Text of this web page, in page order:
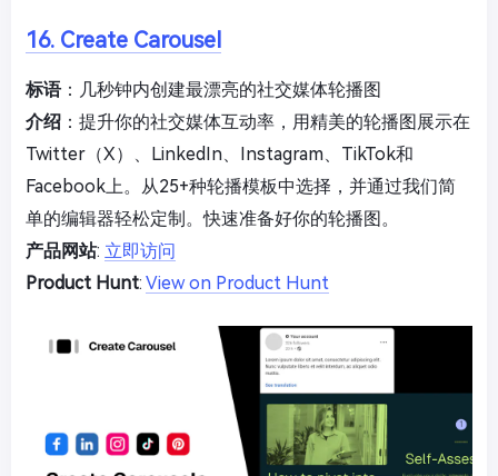
16. Create Carousel
标语：几秒钟内创建最漂亮的社交媒体轮播图
介绍 ：提升你的社交媒体互动率，用精美的轮播图展示在
Twitter（X）、LinkedIn、Instagram、TikTok和
Facebook上。从25+种轮播模板中选择，并通过我们简
单的编辑器轻松定制。快速准备好你的轮播图。
产品网站: 立即访问
Product Hunt: View on Product Hunt